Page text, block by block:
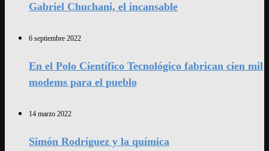
Gabriel Chuchani, el incansable
6 septiembre 2022
En el Polo Científico Tecnológico fabrican cien mil
modems para el pueblo
14 marzo 2022
Simón Rodríguez y la química